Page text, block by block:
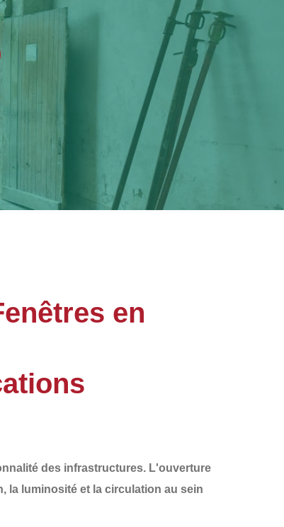
en
des infrastructures. L'ouverture
la luminosité et la circulation au sein